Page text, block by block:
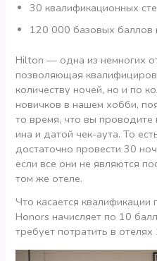
30 квалификационных
120 000 базовых баллов
Hilton — одна из немногих
позволяющая
количеству ночей, но и по
новичков в нашем хобби,
то время, что вы
ина и датой чек-аута. То
достаточно провести 30
если все они не являются
том же отеле.
Что касается
Honors начисляет по 10
требует потратить в